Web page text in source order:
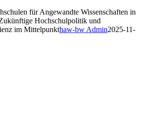
für Angewandte Wissenschaften in
Hochschulpolitik und
im Mittelpunkthaw-bw Admin2025-11-